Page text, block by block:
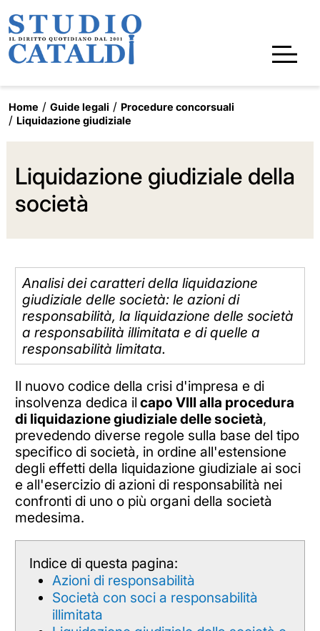
Home Guide legali
Procedure concorsuali
Liquidazione giudiziale
Liquidazione giudiziale della
società
Analisi dei caratteri della liquidazione
giudiziale delle società: le azioni di
responsabilità, la liquidazione delle società
a responsabilità illimitata e di quelle a
responsabilità limitata.
Il nuovo codice della crisi d'impresa e di
insolvenza dedica il capo VIII alla procedura
di liquidazione giudiziale delle società,
prevedendo diverse regole sulla base del tipo
specifico di società, in ordine all'estensione
degli effetti della liquidazione giudiziale ai soci
e all'esercizio di azioni di responsabilità nei
confronti di uno o più organi della società
medesima.
Indice di questa pagina:
Azioni di responsabilità
Società con soci a responsabilità
illimitata